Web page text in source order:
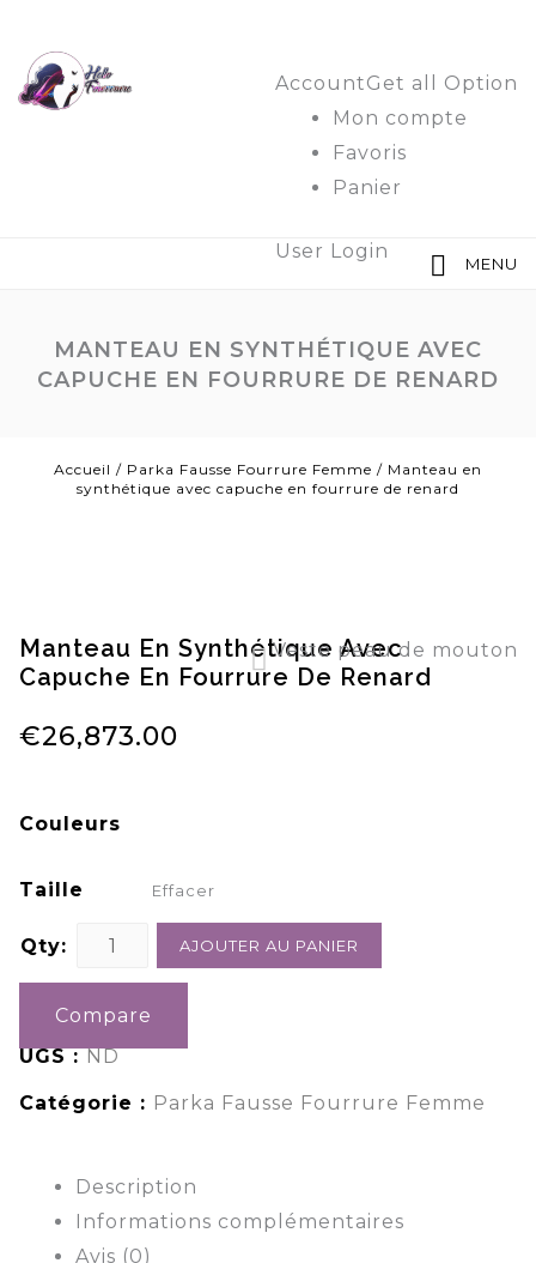
AccountGet all Option
Mon compte
Favoris
Panier
User Login
MENU
MANTEAU EN SYNTHÉTIQUE AVEC
CAPUCHE EN FOURRURE DE RENARD
Accueil / Parka Fausse Fourrure Femme / Manteau en
synthétique avec capuche en fourrure de renard
Manteau En Synthétique Avec
Capuche En Fourrure De Renard
Veste peau de mouton
€26,873.00
Couleurs
Taille Effacer
Qty: AJOUTER AU PANIER
Compare
UGS :ND
Catégorie : Parka Fausse Fourrure Femme
Description
Informations complémentaires
Avis (0)